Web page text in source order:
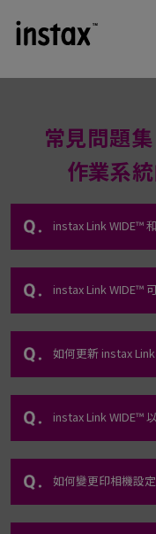
常見問題
作業系
instax Link WIDE™
instax Link WIDE™
如何更新 instax
instax Link WIDE™
如何變更印相機設定